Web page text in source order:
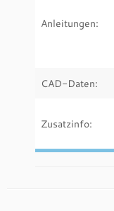
Anleitungen:
CAD-Daten:
Zusatzinfo: